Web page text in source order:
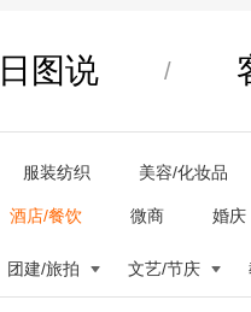
图说 /
服装纺织 美容/化妆品
酒店/餐饮 微商 婚庆
团建/旅拍 文艺/节庆